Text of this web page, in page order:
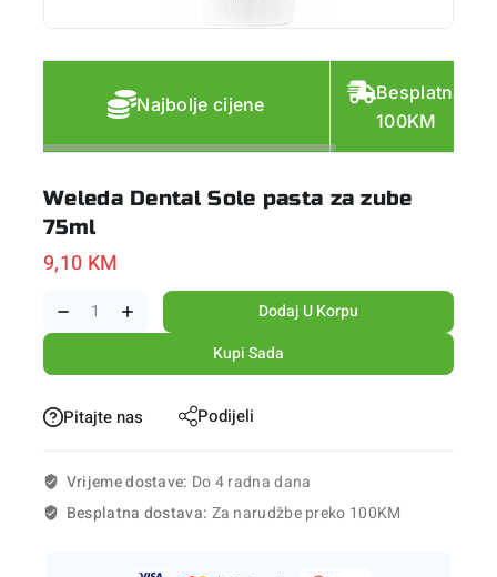
Najbolje cijene
Besplatna
100KM
Weleda Dental Sole pasta za zube
75ml
9,10 KM
Dodaj U Korpu
Kupi Sada
Pitajte nas Podijeli
Vrijeme dostave: Do 4 radna dana
Besplatna dostava: Za narudžbe preko 100KM